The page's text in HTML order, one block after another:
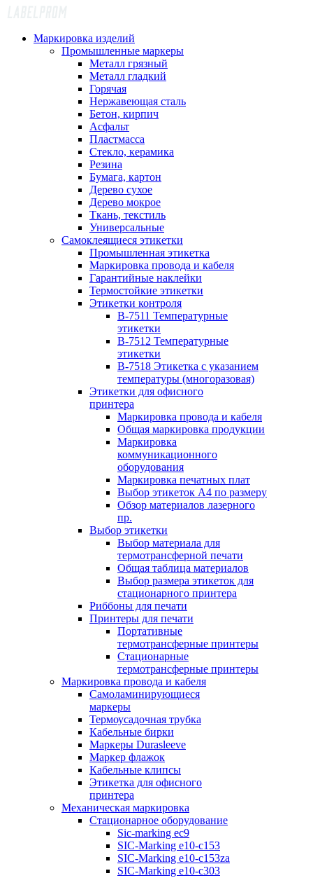
Маркировка изделий
Промышленные маркеры
Металл грязный
Металл гладкий
Горячая
Нержавеющая сталь
Бетон, кирпич
Асфальт
Пластмасса
Стекло, керамика
Резина
Бумага, картон
Дерево сухое
Дерево мокрое
Ткань, текстиль
Универсальные
Самоклеящиеся этикетки
Промышленная этикетка
Маркировка провода и кабеля
Гарантийные наклейки
Термостойкие этикетки
Этикетки контроля
B-7511 Температурные
этикетки
B-7512 Температурные
этикетки
B-7518 Этикетка с указанием
температуры (многоразовая)
Этикетки для офисного
принтера
Маркировка провода и кабеля
Общая маркировка продукции
Маркировка
коммуникационного
оборудования
Маркировка печатных плат
Выбор этикеток А4 по размеру
Обзор материалов лазерного
пр.
Выбор этикетки
Выбор материала для
термотрансферной печати
Общая таблица материалов
Выбор размера этикеток для
стационарного принтера
Риббоны для печати
Принтеры для печати
Портативные
термотрансферные принтеры
Стационарные
термотрансферные принтеры
Маркировка провода и кабеля
Самоламинирующиеся
маркеры
Термоусадочная трубка
Кабельные бирки
Маркеры Durasleeve
Маркер флажок
Кабельные клипсы
Этикетка для офисного
принтера
Механическая маркировка
Стационарное оборудование
Sic-marking ec9
SIC-Marking e10-c153
SIC-Marking e10-c153za
SIC-Marking e10-c303